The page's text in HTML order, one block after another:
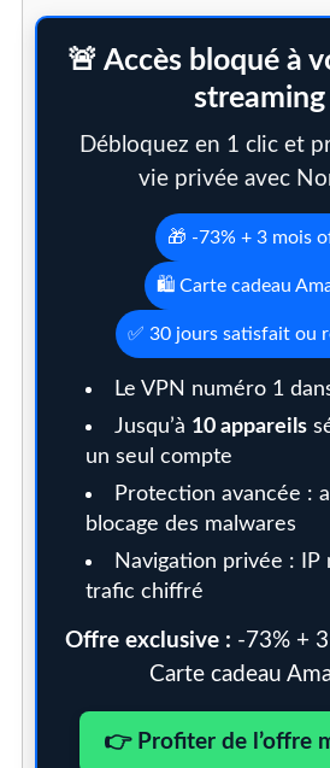
🚨 Accès bloqué à
streaming
Débloquez en 1 clic et
vie privée avec
🎁 -73% + 3 mois
🛍️ Carte cadeau
✅ 30 jours satisfait ou
Le VPN numéro 1
Jusqu’à 10 appareils
un seul compte
Protection avancée :
blocage des malwares
Navigation privée : IP
trafic chiffré
Offre exclusive : -73% +
Carte cadeau
👉 Profiter de l’offre